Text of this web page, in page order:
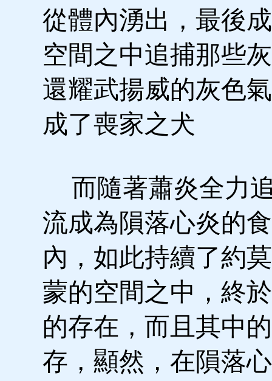
從體內湧出，最後
空間之中追捕那些
還耀武揚威的灰色
成了喪家之犬
而隨著蕭炎全力
流成為隕落心炎的
內，如此持續了約
蒙的空間之中，終
的存在，而且其中
存，顯然，在隕落